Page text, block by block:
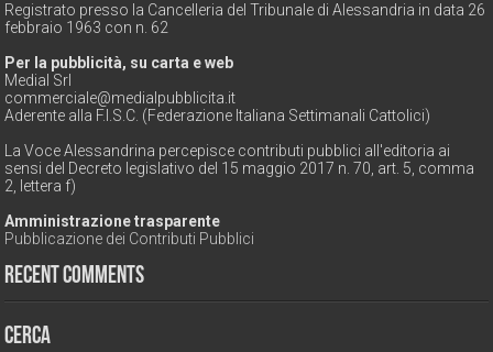
Registrato presso la Cancelleria del Tribunale di Alessandria in data 26
febbraio 1963 con n. 62
Per la pubblicità, su carta e web
Medial Srl
commerciale@medialpubblicita.it
Aderente alla F.I.S.C. (Federazione Italiana Settimanali Cattolici)
La Voce Alessandrina percepisce contributi pubblici all'editoria ai
sensi del Decreto legislativo del 15 maggio 2017 n. 70, art. 5, comma
2, lettera f)
Amministrazione trasparente
Pubblicazione dei Contributi Pubblici
Recent Comments
Cerca